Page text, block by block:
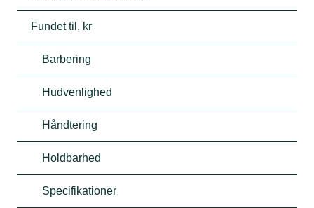
Fundet til, kr
Barbering
Hudvenlighed
Håndtering
Holdbarhed
Specifikationer